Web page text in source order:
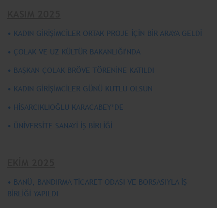
• KADIN GİRİŞİMCİLER ORTAK PROJE İÇİN BİR ARAYA GELDİ
• ÇOLAK VE UZ KÜLTÜR BAKANLIĞI'NDA
• BAŞKAN ÇOLAK BRÖVE TÖRENİNE KATILDI
• KADIN GİRİŞİMCİLER GÜNÜ KUTLU OLSUN
• HİSARCIKLIOĞLU KARACABEY’DE
• ÜNİVERSİTE SANAYİ İŞ BİRLİĞİ
• BANÜ, BANDIRMA TİCARET ODASI VE BORSASIYLA İŞ
BİRLİĞİ YAPILDI